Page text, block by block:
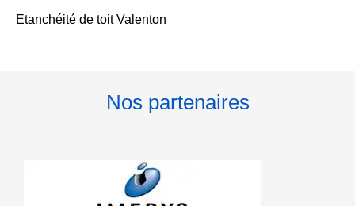
Etanchéité de toit Valenton
Nos partenaires